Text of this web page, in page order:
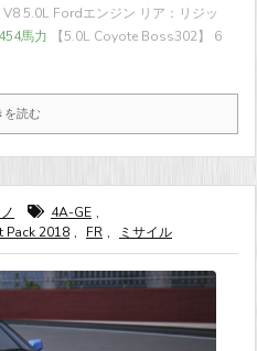
5.0L Fordエンジン リア：リジッ
454馬力 【5.0L Coyote Boss302】 6
を読む
4A-GE ,
Pack 2018 , FR , ミサイル